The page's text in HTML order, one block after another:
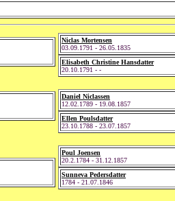
Niclas Mortensen
03.09.1791 - 26.05.1835
Elisabeth Christine Hansdatter
20.10.1791 - -
Daniel Niclassen
12.02.1789 - 19.08.1857
Ellen Poulsdatter
23.10.1788 - 23.07.1857
Poul Joensen
20.2.1784 - 31.12.1857
Sunneva Pedersdatter
1784 - 21.07.1846